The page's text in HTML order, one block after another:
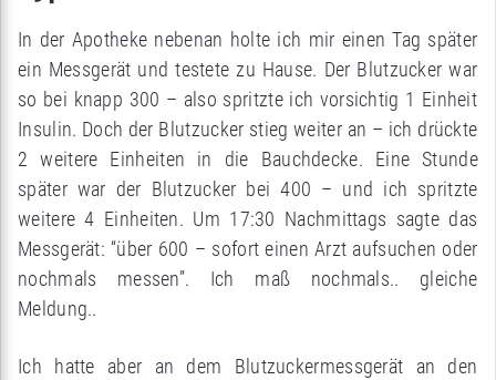
In der Apotheke nebenan holte ich mir einen Tag später
ein Messgerät und testete zu Hause. Der Blutzucker war
so bei knapp 300 – also spritzte ich vorsichtig 1 Einheit
Insulin. Doch der Blutzucker stieg weiter an – ich drückte
2 weitere Einheiten in die Bauchdecke. Eine Stunde
später war der Blutzucker bei 400 – und ich spritzte
weitere 4 Einheiten. Um 17:30 Nachmittags sagte das
Messgerät: “über 600 – sofort einen Arzt aufsuchen oder
nochmals messen”. Ich maß nochmals.. gleiche
Meldung..
Ich hatte aber an dem Blutzuckermessgerät an den